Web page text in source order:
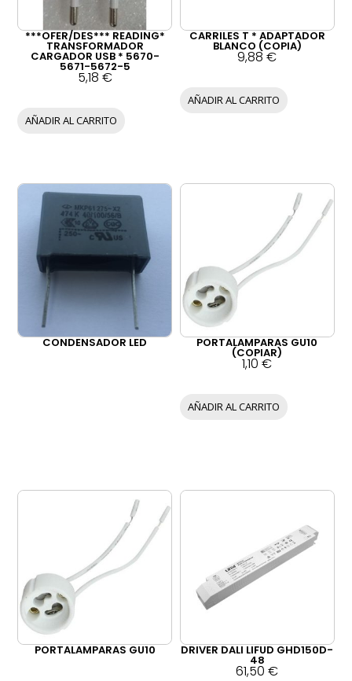
***OFER/DES*** READING*
TRANSFORMADOR
CARGADOR USB * 5670-
5671-5672-5
5,18 €
AÑADIR AL CARRITO
CARRILES T * ADAPTADOR
BLANCO (COPIA)
9,88€
AÑADIR AL CARRITO
CONDENSADOR LED PORTALAMPARAS GU10
(COPIAR)
1,10€
AÑADIR AL CARRITO
PORTALAMPARAS GU10 DRIVER DALI LIFUD GHD150D-
48
61,50€